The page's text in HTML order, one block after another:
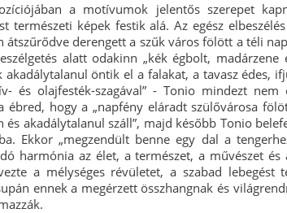
a motívumok jelentős szerepet
természeti képek festik alá. Az egész
átszűrődve derengett a szűk város fölött a téli
alatt odakinn „kék égbolt, madárzene
akadálytalanul öntik el a falakat, a tavasz édes,
és olajfesték-szagával” - Tonio mindezt nem
ébred, hogy a „napfény eláradt szülővárosa
és akadálytalanul száll”, majd később Tonio
Ekkor „megzendült benne egy dal a
harmónia az élet, a természet, a művészet
a mélységes révületet, a szabad lebegést
ennek a megérzett összhangnak és